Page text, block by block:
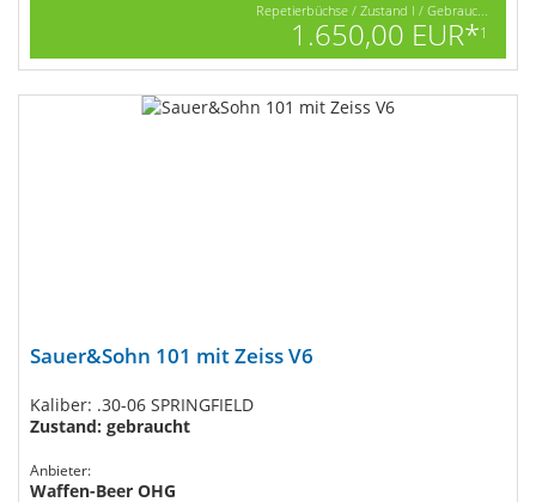
Repetierbüchse / Zustand I / Gebrauc...
1.650,00 EUR*1
Sauer&Sohn 101 mit Zeiss V6
Kaliber: .30-06 SPRINGFIELD
Zustand: gebraucht
Anbieter:
Waffen-Beer OHG